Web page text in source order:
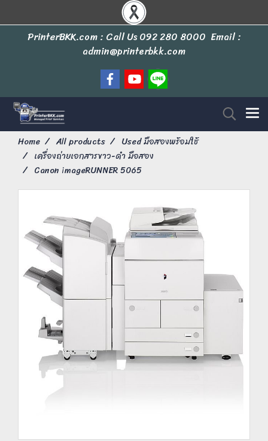
PrinterBKK.com : Call Us092 280 8000 Email :
admin@printerbkk.com
Home All products
Used มือสองพร้อมใช้
เครื่องถ่ายเอกสารขาว-ดำ มือสอง
Canon imageRUNNER 5065